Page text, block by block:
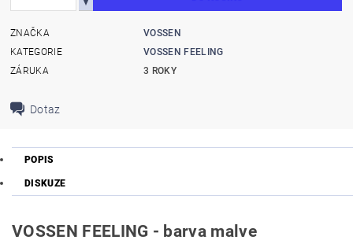
ZNAČKA
VOSSEN
KATEGORIE
VOSSEN FEELING
ZÁRUKA
3 ROKY
Dotaz
POPIS
DISKUZE
VOSSEN FEELING - barva malve